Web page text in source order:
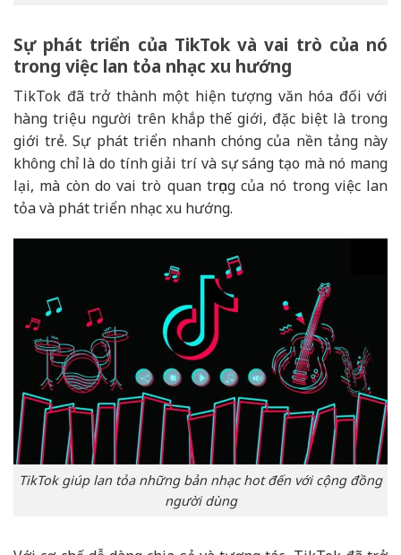
Sự phát triển của TikTok và vai trò của nó
trong việc lan tỏa nhạc xu hướng
TikTok đã trở thành một hiện tượng văn hóa đối với
hàng triệu người trên khắp thế giới, đặc biệt là trong
giới trẻ. Sự phát triển nhanh chóng của nền tảng này
không chỉ là do tính giải trí và sự sáng tạo mà nó mang
lại, mà còn do vai trò quan trọng của nó trong việc lan
tỏa và phát triển nhạc xu hướng.
TikTok giúp lan tỏa những bản nhạc hot đến với cộng đồng
người dùng